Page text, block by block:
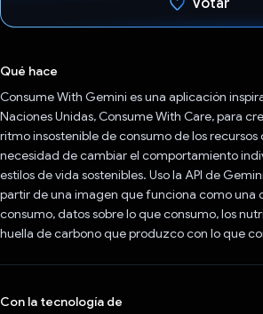
Votar
Qué hace
Consume With Gemini es una aplicación
Naciones Unidas, Consume With Care, para
ritmo insostenible de consumo de los recursos
necesidad de cambiar el comportamiento
estilos de vida sostenibles. Uso la API de
partir de una imagen que funciona como una
consumo, datos sobre lo que consumo, los
huella de carbono que produzco con lo que
Con la tecnología de